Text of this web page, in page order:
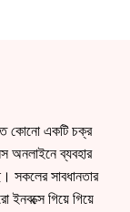
কোনো একটি চক্র
অনলাইনে ব্যবহার
সকলের সাবধানতার
ইনবক্সে গিয়ে গিয়ে